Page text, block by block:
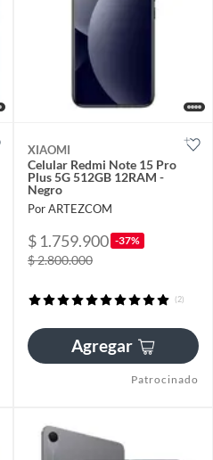
XIAOMI
Celular Redmi Note 15 Pro
Plus 5G 512GB 12RAM -
Negro
Por ARTEZCOM
$ 1.759.900 -37%
$ 2.800.000
(2)
Agregar
Patrocinado